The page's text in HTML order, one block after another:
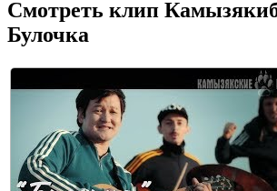
Смотреть клип
Булочка